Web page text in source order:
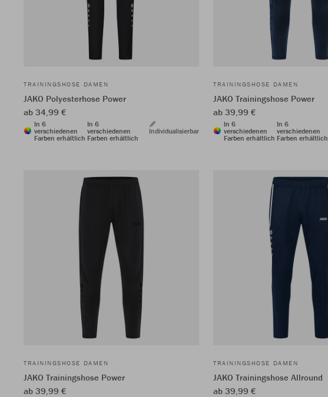
TRAININGSHOSE DAMEN
JAKO Polyesterhose Power
ab 34,99 €
In 6
verschiedenen
Farben erhältlich
In 6
verschiedenen
Farben erhältlich
Individualisierbar
TRAININGSHOSE DAMEN
JAKO Trainingshose Power
ab 39,99 €
In 6
verschiedenen
Farben erhältlich
In 6
verschiedenen
Farben erhältlich
TRAININGSHOSE DAMEN
JAKO Trainingshose Power
ab 39,99 €
TRAININGSHOSE DAMEN
JAKO Trainingshose Allround
ab 39,99 €